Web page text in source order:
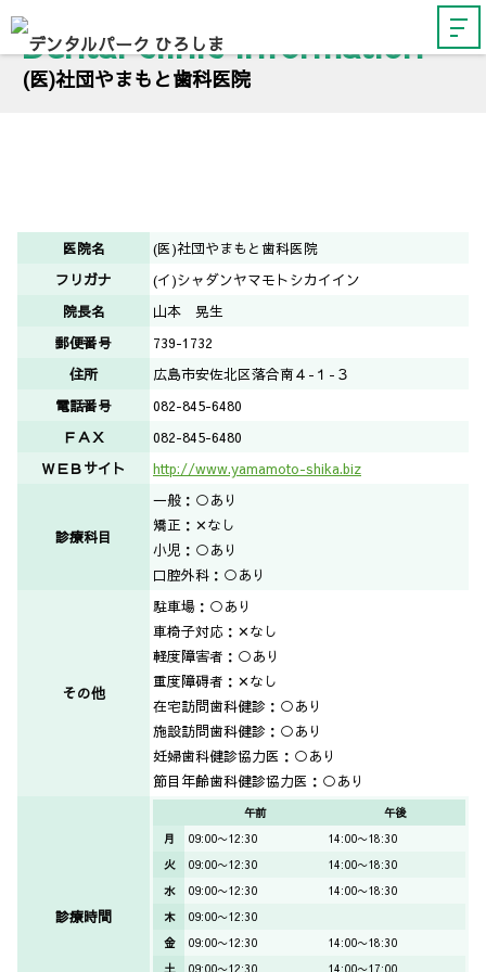
Dental clinic information
(医)社団やまもと歯科医院
医院名
(医)社団やまもと歯科医院
フリガナ
(イ)シャダンヤマモトシカイイン
院長名
山本 晃生
郵便番号
739-1732
住所
広島市安佐北区落合南４-１-３
電話番号
082-845-6480
ＦＡＸ
082-845-6480
ＷＥＢサイト
http://www.yamamoto-shika.biz
診療科目
一般：○あり
矯正：✕なし
小児：○あり
口腔外科：○あり
その他
駐車場：○あり
車椅子対応：✕なし
軽度障害者：○あり
重度障碍者：✕なし
在宅訪問歯科健診：○あり
施設訪問歯科健診：○あり
妊婦歯科健診協力医：○あり
節目年齢歯科健診協力医：○あり
診療時間
午前
午後
月
09:00〜12:30
14:00〜18:30
火
09:00〜12:30
14:00〜18:30
水
09:00〜12:30
14:00〜18:30
木
09:00〜12:30
金
09:00〜12:30
14:00〜18:30
土
09:00〜12:30 14:00〜17:00